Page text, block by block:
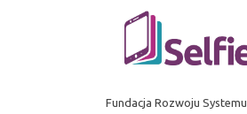
Fundacja Rozwoju